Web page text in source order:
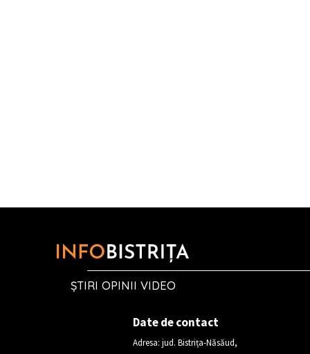
ȘTIRI OPINII VIDEO
Date de contact
Adresa: jud. Bistrița-Năsăud,